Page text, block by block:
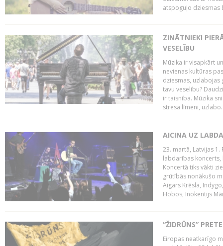
atspoguļo dziesmas
ZINĀTNIEKI
VESELĪBU
Mūzika ir visapkārt
nevienas kultūras
dziesmas, uzlabojas
tavu veselību?
ir taisnība. Mūzika
stresa līmeni,
AICINA UZ
23. martā, Latvijas 1.
labdarības koncerts,
Koncertā tiks vākti
grūtībās nonākušo
Aigars Krēsla,
Hobos, Inokentijs
“ŽIDRŪNS”
Eiropas neatkarīgo